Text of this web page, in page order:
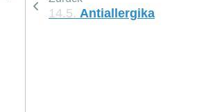
14.5. Antiallergika